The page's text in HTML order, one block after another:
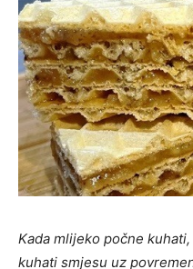
Kada mlijeko počne
kuhati smjesu uz